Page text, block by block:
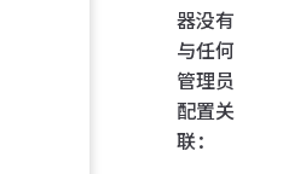
器没有
与任何
管理员
配置关
联：